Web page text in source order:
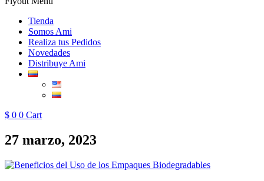
Tienda
Somos Ami
Realiza tus Pedidos
Novedades
Distribuye Ami
$ 0 0 Cart
27 marzo, 2023